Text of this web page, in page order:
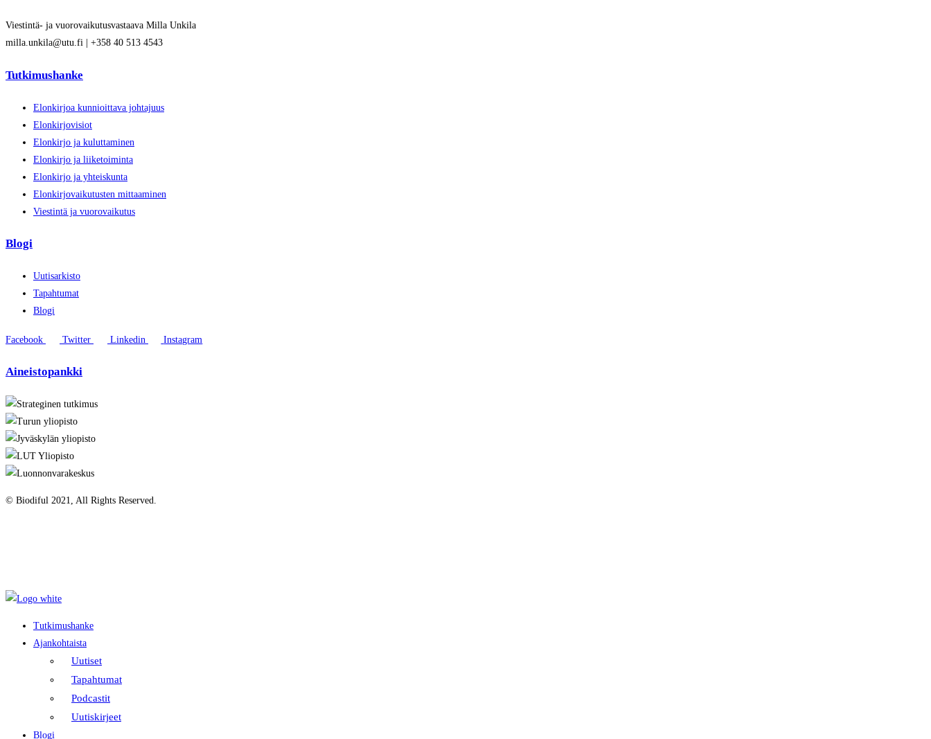
Viestintä- ja vuorovaikutusvastaava Milla Unkila
milla.unkila@utu.fi | +358 40 513 4543
Tutkimushanke
Elonkirjoa kunnioittava johtajuus
Elonkirjovisiot
Elonkirjo ja kuluttaminen
Elonkirjo ja liiketoiminta
Elonkirjo ja yhteiskunta
Elonkirjovaikutusten mittaaminen
Viestintä ja vuorovaikutus
Blogi
Uutisarkisto
Tapahtumat
Blogi
Facebook Twitter Linkedin Instagram
Aineistopankki
© Biodiful 2021, All Rights Reserved.
Tutkimushanke
Ajankohtaista
Uutiset
Tapahtumat
Podcastit
Uutiskirjeet
Blogi